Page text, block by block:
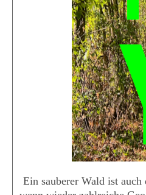
Ein sauberer Wald ist